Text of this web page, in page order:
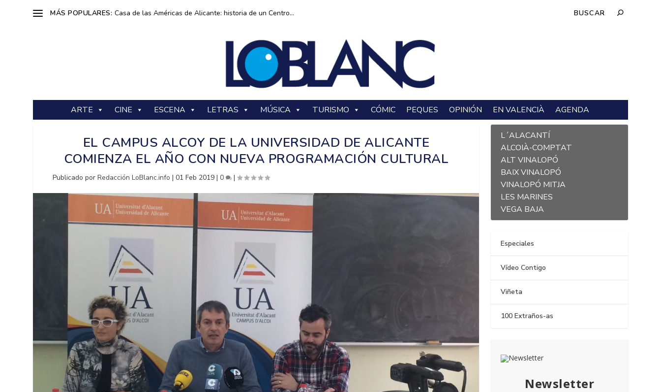
MÁS POPULARES: Casa de las Américas de Alicante: historia de un Centro...
ARTE CINE ESCENA LETRAS MÚSICA TURISMO CÓMIC PEQUES OPINIÓN EN VALENCIÀ AGENDA
EL CAMPUS ALCOY DE LA UNIVERSIDAD DE ALICANTE
COMIENZA EL AÑO CON NUEVA PROGRAMACIÓN CULTURAL
Publicado porRedacción LoBlanc.info |01 Feb 2019 |0 |
L´ALACANTÍ
ALCOIÀ-COMPTAT
ALT VINALOPÓ
BAIX VINALOPÓ
VINALOPÓ MITJA
LES MARINES
VEGA BAJA
Especiales
Vídeo Contigo
Viñeta
100 Extraños-as
Newsletter